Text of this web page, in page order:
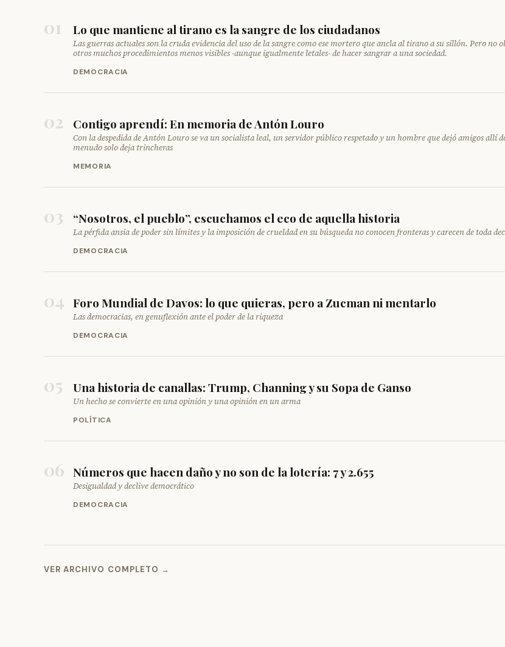
01 Lo que mantiene al tirano es la sangre de los ciudadanos
Las guerras actuales son la cruda evidencia del uso de la sangre como ese mortero que ancla al tirano a su sillón. Pero no
otros muchos procedimientos menos visibles -aunque igualmente letales- de hacer sangrar a una sociedad.
DEMOCRACIA
02 Contigo aprendí: En memoria de Antón Louro
Con la despedida de Antón Louro se va un socialista leal, un servidor público respetado y un hombre que dejó amigos allí
menudo solo deja trincheras
MEMORIA
03 “Nosotros, el pueblo”, escuchamos el eco de aquella historia
La pérfida ansia de poder sin límites y la imposición de crueldad en su búsqueda no conocen fronteras y carecen de toda
DEMOCRACIA
04 Foro Mundial de Davos: lo que quieras, pero a Zucman ni mentarlo
Las democracias, en genuflexión ante el poder de la riqueza
DEMOCRACIA
05 Una historia de canallas: Trump, Channing y su Sopa de Ganso
Un hecho se convierte en una opinión y una opinión en un arma
POLÍTICA
06 Números que hacen daño y no son de la lotería: 7 y 2.655
Desigualdad y declive democrático
DEMOCRACIA
VER ARCHIVO COMPLETO →